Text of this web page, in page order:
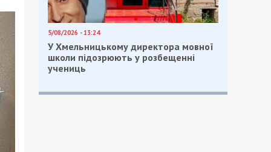
5/08/2026 - 13:24
У Хмельницькому директора мовної
школи підозрюють у розбещенні
учениць